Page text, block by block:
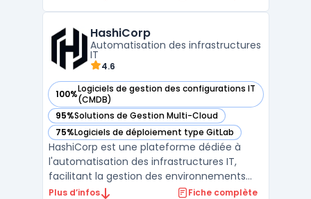
modèle stockage distribué permet
d’agréger plusieurs nœuds po ...
HashiCorp
Automatisation des infrastructures
IT
4.6
100%Logiciels de gestion des configurations IT
(CMDB)
— voir HashiCorp dans cette catégorie
95%Solutions de Gestion Multi-Cloud
— voir HashiCorp dans cette catégorie
75%Logiciels de déploiement type GitLab
— voir HashiCorp dans cette catégorie
HashiCorp est une plateforme dédiée à
l'automatisation des infrastructures IT,
facilitant la gestion des environnements
multi-cloud et on-premise à grande
Plus d’infos Fiche complète